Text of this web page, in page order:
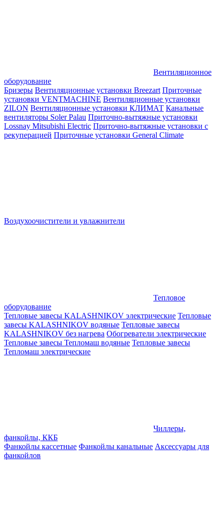
Вентиляционное
оборудование
Бризеры Вентиляционные установки Breezart Приточные
установки VENTMACHINE Вентиляционные установки
ZILON Вентиляционные установки КЛИМАТ Канальные
вентиляторы Soler Palau Приточно-вытяжные установки
Lossnay Mitsubishi Electric Приточно-вытяжные установки с
рекуперацией Приточные установки General Climate
Воздухоочистители и увлажнители
Тепловое
оборудование
Тепловые завесы KALASHNIKOV электрические Тепловые
завесы KALASHNIKOV водяные Тепловые завесы
KALASHNIKOV без нагрева Обогреватели электрические
Тепловые завесы Тепломаш водяные Тепловые завесы
Тепломаш электрические
Чиллеры,
фанкойлы, ККБ
Фанкойлы кассетные Фанкойлы канальные Аксессуары для
фанкойлов